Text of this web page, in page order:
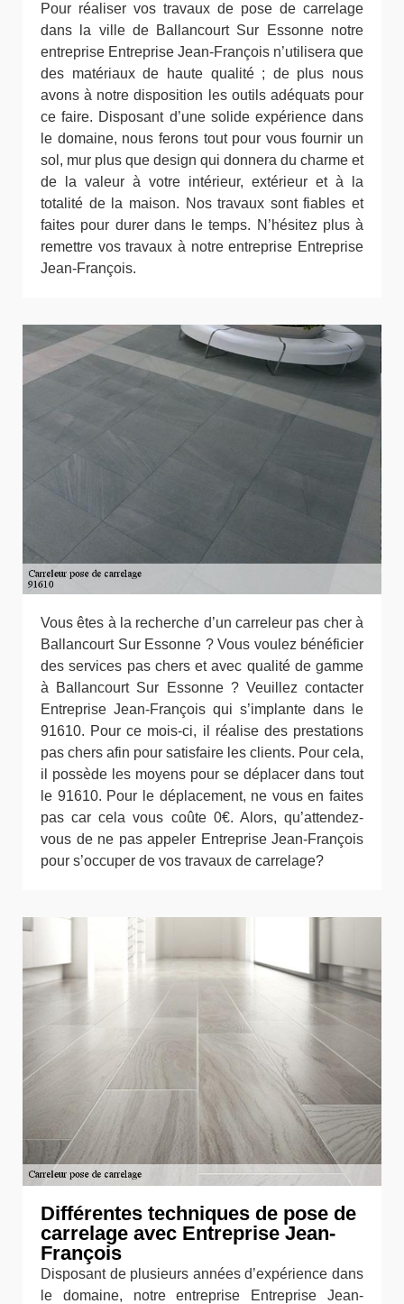
Pour réaliser vos travaux de pose de carrelage
dans la ville de Ballancourt Sur Essonne notre
entreprise Entreprise Jean-François n’utilisera que
des matériaux de haute qualité ; de plus nous
avons à notre disposition les outils adéquats pour
ce faire. Disposant d’une solide expérience dans
le domaine, nous ferons tout pour vous fournir un
sol, mur plus que design qui donnera du charme et
de la valeur à votre intérieur, extérieur et à la
totalité de la maison. Nos travaux sont fiables et
faites pour durer dans le temps. N’hésitez plus à
remettre vos travaux à notre entreprise Entreprise
Jean-François.
Vous êtes à la recherche d’un carreleur pas cher à
Ballancourt Sur Essonne ? Vous voulez bénéficier
des services pas chers et avec qualité de gamme
à Ballancourt Sur Essonne ? Veuillez contacter
Entreprise Jean-François qui s’implante dans le
91610. Pour ce mois-ci, il réalise des prestations
pas chers afin pour satisfaire les clients. Pour cela,
il possède les moyens pour se déplacer dans tout
le 91610. Pour le déplacement, ne vous en faites
pas car cela vous coûte 0€. Alors, qu’attendez-
vous de ne pas appeler Entreprise Jean-François
pour s’occuper de vos travaux de carrelage?
Différentes techniques de pose de
carrelage avec Entreprise Jean-
François
Disposant de plusieurs années d’expérience dans
le domaine, notre entreprise Entreprise Jean-